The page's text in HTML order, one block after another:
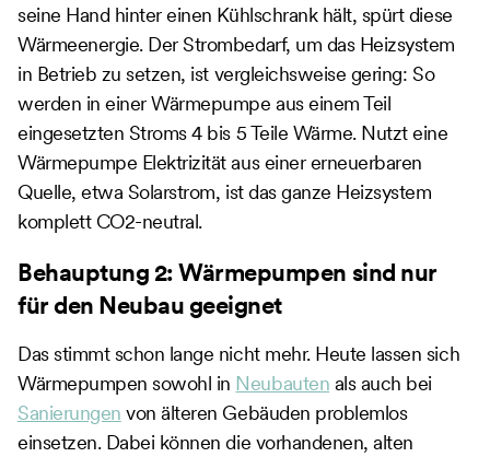
seine Hand hinter einen Kühlschrank hält, spürt diese
Wärmeenergie. Der Strombedarf, um das Heizsystem
in Betrieb zu setzen, ist vergleichsweise gering: So
werden in einer Wärmepumpe aus einem Teil
eingesetzten Stroms 4 bis 5 Teile Wärme. Nutzt eine
Wärmepumpe Elektrizität aus einer erneuerbaren
Quelle, etwa Solarstrom, ist das ganze Heizsystem
komplett CO2-neutral.
Behauptung 2: Wärmepumpen sind nur
für den Neubau geeignet
Das stimmt schon lange nicht mehr. Heute lassen sich
Wärmepumpen sowohl in Neubauten als auch bei
Sanierungen von älteren Gebäuden problemlos
einsetzen. Dabei können die vorhandenen, alten